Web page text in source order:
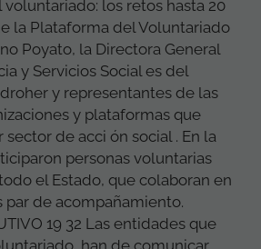
los retos hasta 20
la Plataforma del Voluntariado
Poyato, la Directora General
y Servicios Social es del
y representantes de las
y plataformas que
de acci ón social . En la
personas voluntarias
el Estado, que colaboran en
de acompañamiento.
19 32 Las entidades que
han de comunicar